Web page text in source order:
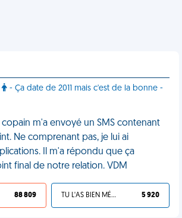
- Ça date de 2011 mais c'est de la bonne -
m'a envoyé un SMS contenant
Ne comprenant pas, je lui ai
Il m'a répondu que ça
final de notre relation. VDM
88 809 TU L'AS BIEN MÉRITÉ 5 920